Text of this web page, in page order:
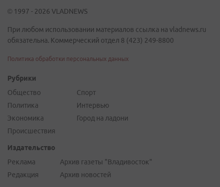
© 1997 - 2026 VLADNEWS
При любом использовании материалов ссылка на vladnews.ru
обязательна. Коммерческий отдел 8 (423) 249-8800
Политика обработки персональных данных
Рубрики
Общество
Политика
Экономика
Происшествия
Спорт
Интервью
Город на ладони
Издательство
Реклама
Редакция
Архив газеты "Владивосток"
Архив новостей